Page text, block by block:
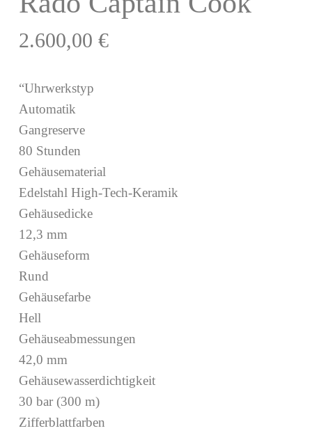
2.600,00 €
“Uhrwerkstyp
Automatik
Gangreserve
80 Stunden
Gehäusematerial
Edelstahl High-Tech-Keramik
Gehäusedicke
12,3 mm
Gehäuseform
Rund
Gehäusefarbe
Hell
Gehäuseabmessungen
42,0 mm
Gehäusewasserdichtigkeit
30 bar (300 m)
Zifferblattfarben